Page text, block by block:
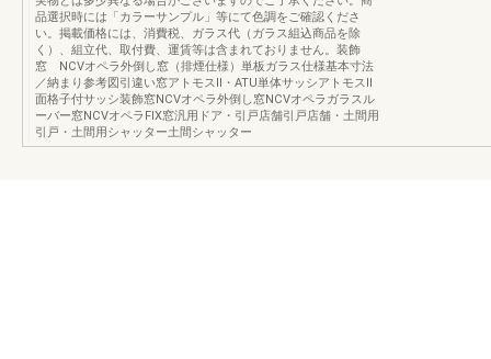
品選択時には「カラーサンプル」等にて色調をご確認くださ
い。掲載価格には、消費税、ガラス代（ガラス組込商品を除
く）、組立代、取付費、運賃等は含まれておりません。装飾
窓 NCVオペラ外倒し窓（排煙仕様）単板ガラス仕様基本寸法
／納まり参考図引違い窓アトモスⅡ・ATU単体サッシアトモスⅡ
面格子付サッシ装飾窓NCVオペラ外倒し窓NCVオペラガラスル
ーバー窓NCVオペラFIX窓汎用ドア・引戸店舗引戸店舗・土間用
引戸・土間用シャッター土間シャッター